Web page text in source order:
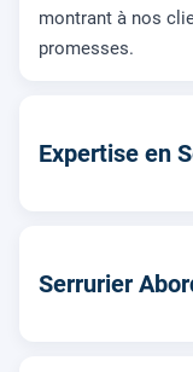
montrant à nos
promesses.
Expertise en
Serrurier